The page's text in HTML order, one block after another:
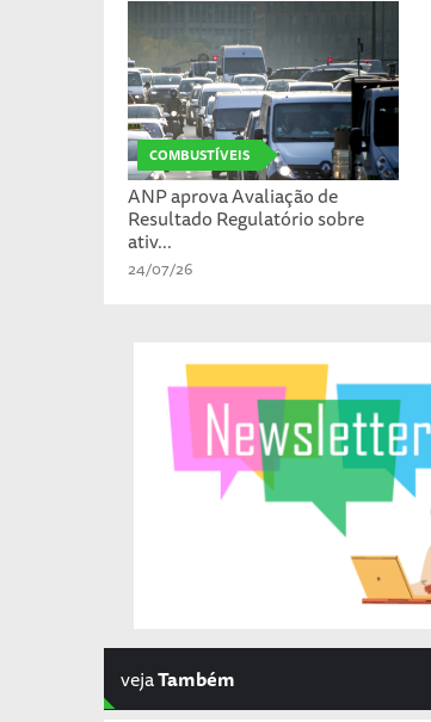
COMBUSTÍVEIS
ANP aprova Avaliação de
Resultado Regulatório sobre
ativ...
24/07/26
vejaTambém